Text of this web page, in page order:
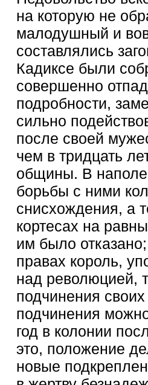
на которую не
малодушный и
составлялись
Кадиксе были
совершенно
подробности,
сильно
после своей
чем в тридцать
общины. В
борьбы с ними
снисхождения, а
кортесах на
им было
правах король,
над революцией,
подчинения
подчинения
год в колонии
это, положение
новые